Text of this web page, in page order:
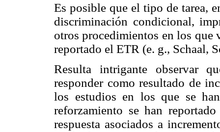
Es posible que el tipo de tarea,
discriminación condicional,
otros procedimientos en los que
reportado el ETR (e. g., Schaal,
Resulta intrigante observar
responder como resultado de
los estudios en los que se
reforzamiento se han
respuesta asociados a